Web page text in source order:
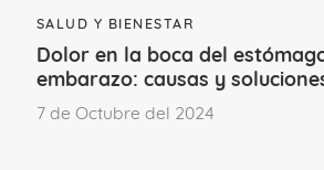
¿Te ha gustado este
SALUD Y BIENESTAR
Dolor en la boca del
embarazo: causas y
7 de Octubre del 2024